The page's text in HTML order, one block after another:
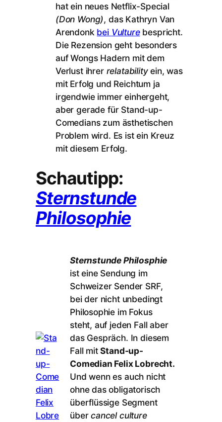
hat ein neues Netflix-Special
(Don Wong), das Kathryn Van
Arendonk bei Vulturebespricht.
Die Rezension geht besonders
auf Wongs Hadern mit dem
Verlust ihrer relatabilityein, was
mit Erfolg und Reichtum ja
irgendwie immer einhergeht,
aber gerade für Stand-up-
Comedians zum ästhetischen
Problem wird. Es ist ein Kreuz
mit diesem Erfolg.
Schautipp:
Sternstunde
Philosophie
Sternstunde Philosphie
ist eine Sendung im
Schweizer Sender SRF,
bei der nicht unbedingt
Philosophie im Fokus
steht, auf jeden Fall aber
das Gespräch. In diesem
Fall mitStand-up-
Comedian Felix Lobrecht.
Und wenn es auch nicht
ohne das obligatorisch
überflüssige Segment
übercancel culture